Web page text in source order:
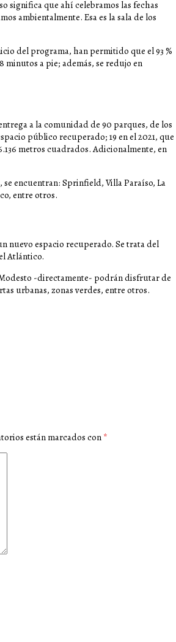
significa que ahí celebramos las fechas
ambientalmente. Esa es la sala de los
del programa, han permitido que el 93 %
a pie; además, se redujo en
a la comunidad de 90 parques, de los
público recuperado; 19 en el 2021, que
metros cuadrados. Adicionalmente, en
se encuentran: Sprinfield, Villa Paraíso, La
entre otros.
nuevo espacio recuperado. Se trata del
Atlántico.
-directamente- podrán disfrutar de
urbanas, zonas verdes, entre otros.
están marcados con*